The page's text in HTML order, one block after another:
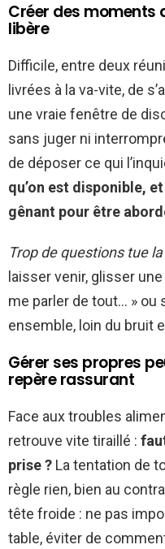
Créer des moments
libère
Difficile, entre deux
livrées à la va-vite, de
une vraie fenêtre de
sans juger ni
de déposer ce qui
qu’on est disponible,
gênant pour être
Trop de questions tue
laisser venir, glisser
me parler de tout… » ou
ensemble, loin du bruit
Gérer ses propres
repère rassurant
Face aux troubles
retrouve vite tiraillé :
prise ? La tentation de
règle rien, bien au
tête froide : ne pas
table, éviter de